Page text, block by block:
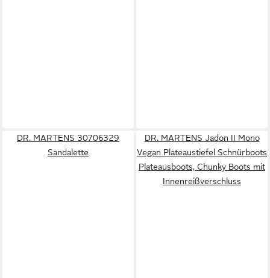
DR. MARTENS 30706329
Sandalette
DR. MARTENS Jadon II Mono
Vegan Plateaustiefel Schnürboots
Plateausboots, Chunky Boots mit
Innenreißverschluss